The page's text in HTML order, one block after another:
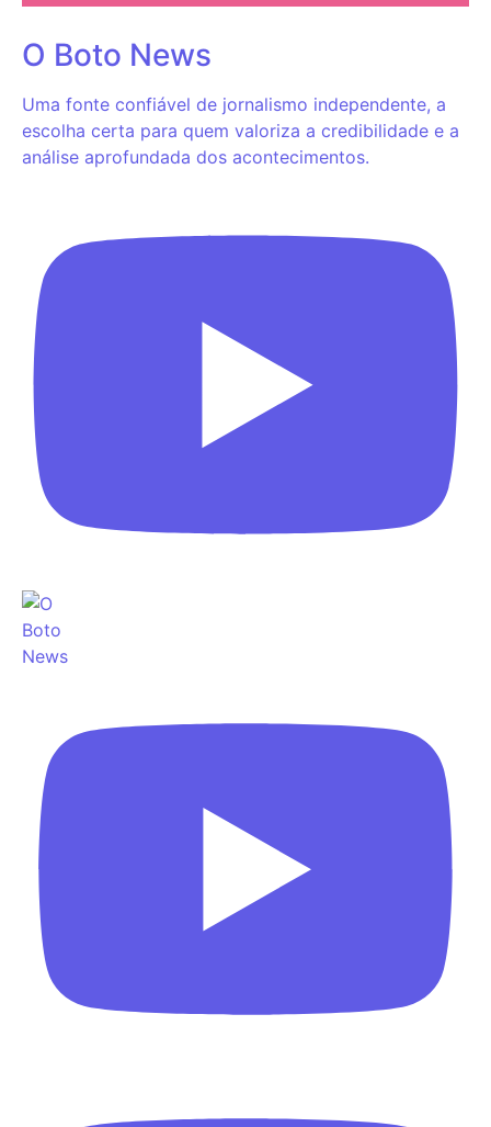
O Boto News
Uma fonte confiável de jornalismo independente, a
escolha certa para quem valoriza a credibilidade e a
análise aprofundada dos acontecimentos.